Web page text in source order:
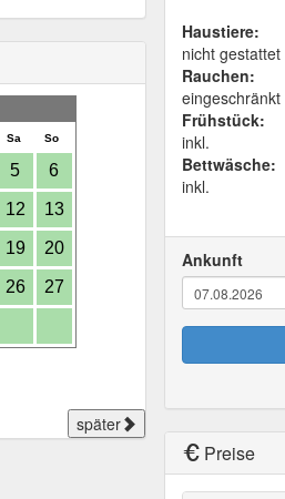
Haustiere:
nicht gestattet
Rauchen:
eingeschränkt
Frühstück:
inkl.
Bettwäsche:
inkl.
Ankunft
Preise
Sa So
5 6
12 13
19 20
26 27
später